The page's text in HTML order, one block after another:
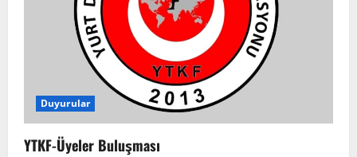
Duyurular
YTKF-Üyeler Buluşması